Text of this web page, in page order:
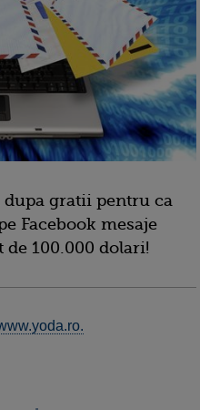
dupa gratii pentru ca
Facebook mesaje
100.000 dolari!